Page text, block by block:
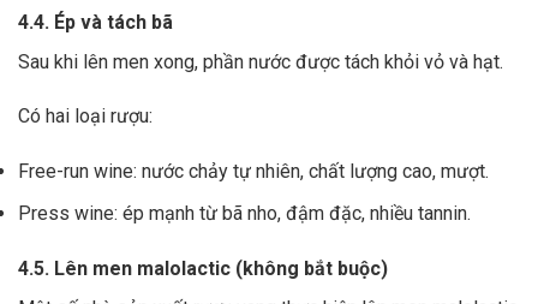
4.4. Ép và tách bã
Sau khi lên men xong, phần nước được tách khỏi vỏ và hạt.
Có hai loại rượu:
Free-run wine: nước chảy tự nhiên, chất lượng cao, mượt.
Press wine: ép mạnh từ bã nho, đậm đặc, nhiều tannin.
4.5. Lên men malolactic (không bắt buộc)